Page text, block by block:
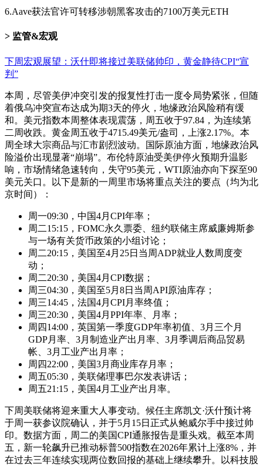
6.Aave获法官许可转移涉朝黑客攻击的7100万美元ETH
监管&宏观
下周宏观展望：沃什即将接过美联储帅印，黄金静待CPI“宣
判”
本周，尽管美伊冲突引发的报复性打击一度令局势紧张，但随
着俄乌冲突宣布达成为期3天的停火，地缘政治风险稍有缓
和。 美元指数本周整体表现震荡，周五收于97.84，为连续第
二周收跌。黄金周五收于4715.49美元/盎司，上涨2.17%。本
周全球大宗商品与汇市剧烈波动。国际原油方面，地缘政治风
险溢价出现显著“崩塌”。 布伦特原油受美伊停火预期升温影
响，市场情绪急速转向，失守95美元， WTI原油亦向下探至90
美元关口。以下是新的一周里市场将重点关注的要点（均为北
京时间）：
周一09:30，中国4月CPI年率；
周二15:15，FOMC永久票委、纽约联储主席威廉姆斯参
与一场有关货币政策的小组讨论；
周二20:15，美国至4月25日当周ADP就业人数周度变
动；
周二20:30，美国4月CPI数据；
周三04:30，美国至5月8日当周API原油库存；
周三14:45，法国4月CPI月率终值；
周三20:30，美国4月PPI年率、月率；
周四14:00，英国第一季度GDP年率初值、3月三个月
GDP月率、3月制造业产出月率、3月季调后商品贸易
帐、3月工业产出月率；
周四22:00，美国3月商业库存月率；
周五05:30，美联储理事巴尔发表讲话；
周五21:15，美国4月工业产出月率。
下周美联储将迎来重大人事变动。候任主席凯文·沃什预计将
于周一获参议院确认，并于5月15日正式从鲍威尔手中接过帅
印。数据方面，周二的美国CPI通胀报告是重头戏。截至本周
五，新一轮飙升已推动标普500指数在2026年累计上涨8%，并
在过去三年连续实现两位数回报的基础上继续攀升。以科技股